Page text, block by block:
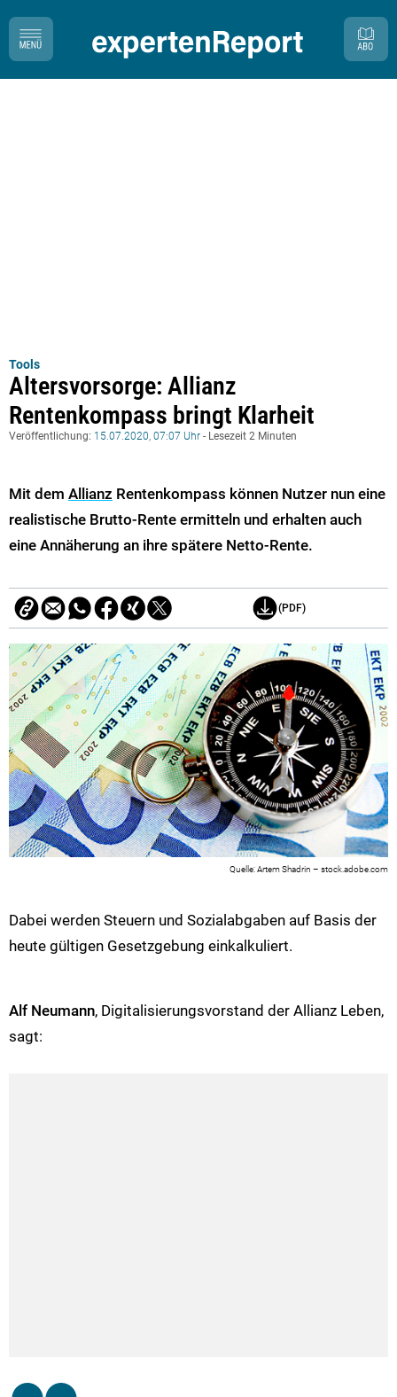
Tools
Altersvorsorge: Allianz
Rentenkompass bringt Klarheit
Veröffentlichung: 15.07.2020, 07:07 Uhr - Lesezeit 2 Minuten
Mit dem Allianz Rentenkompass können Nutzer nun eine
realistische Brutto-Rente ermitteln und erhalten auch
eine Annäherung an ihre spätere Netto-Rente.
(PDF)
Artem Shadrin – stock.adobe.com
Dabei werden Steuern und Sozialabgaben auf Basis der
heute gültigen Gesetzgebung einkalkuliert.
Alf Neumann, Digitalisierungsvorstand der Allianz Leben,
sagt: